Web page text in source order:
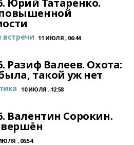
Юрий Татаренко.
11 ИЮЛЯ , 06:44
Разиф Валеев. Охота:
такой уж нет
10 ИЮЛЯ , 12:58
Валентин Сорокин.
, 06:54